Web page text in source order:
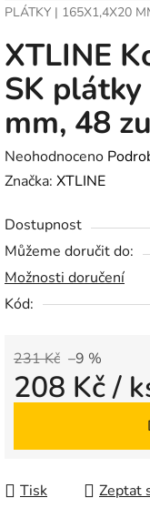
PLÁTKY | 165X1,4X20
XTLINE
SK
mm, 48
Průměrné
hodnocení
je
0,0
z
5
Neohodnoceno
Značka: XTLINE
Dostupnost
Můžeme doručit do:
Možnosti doručení
Kód:
231 Kč –9 %
208 Kč/
Tisk Zeptat